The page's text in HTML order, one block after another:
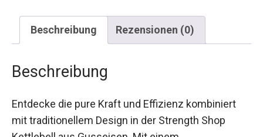
Beschreibung Rezensionen (0)
Beschreibung
mit traditionellem Design in der Strength Shop
Kettlebell aus Gusseisen. Mit einem